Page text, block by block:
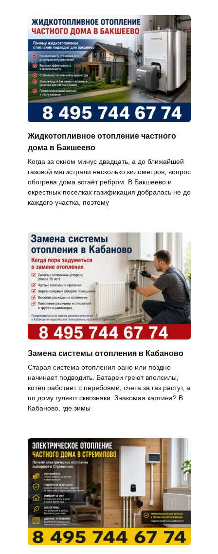
Жидкотопливное отопление частного
дома в Бакшеево
Когда за окном минус двадцать, а до ближайшей
газовой магистрали несколько километров, вопрос
обогрева дома встаёт ребром. В Бакшеево и
окрестных поселках газификация добралась не до
каждого участка, поэтому
Замена системы отопления в Кабаново
Старая система отопления рано или поздно
начинает подводить. Батареи греют вполсилы,
котёл работает с перебоями, счета за газ растут, а
по дому гуляют сквозняки. Знакомая картина? В
Кабаново, где зимы